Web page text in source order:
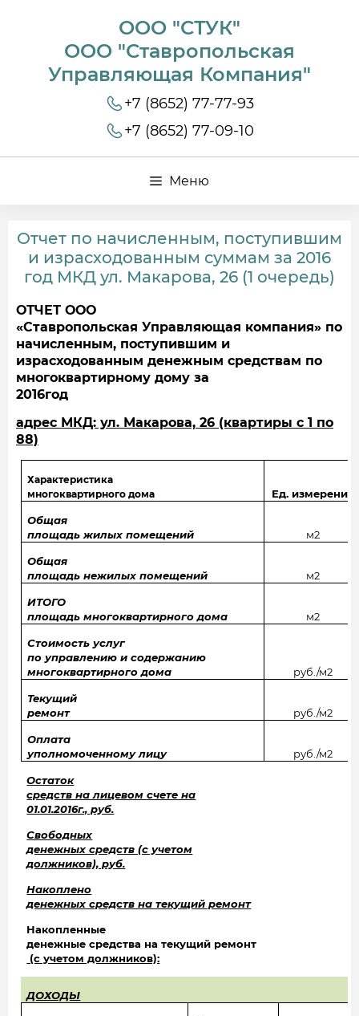
ООО "СТУК"
ООО "Ставропольская
Управляющая Компания"
+7 (8652) 77-77-93
+7 (8652) 77-09-10
Меню
Отчет по начисленным, поступившим
и израсходованным суммам за 2016
год МКД ул. Макарова, 26 (1 очередь)
ОТЧЕТ ООО
«Ставропольская Управляющая компания» по
начисленным, поступившим и
израсходованным денежным средствам по
многоквартирному дому за
адрес МКД: ул. Макарова, 26 (квартиры с 1 по
88)
Характеристика
многоквартирного дома
Ед. измерения
Общая
площадь жилых помещений
м2
Общая
площадь нежилых помещений
м2
ИТОГО
площадь многоквартирного дома
м2
Стоимость услуг
по управлению и содержанию
многоквартирного дома
руб./м2
Текущий
ремонт
руб./м2
Оплата
уполномоченному лицу
руб./м2
Остаток
средств на лицевом счете на
01.01.2016г., руб.
Свободных
денежных средств (с учетом
должников), руб.
Накоплено
денежных средств на текущий ремонт
Накопленные
денежные средства на текущий ремонт
(с учетом должников):
ДОХОДЫ